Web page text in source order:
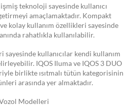
teknoloji sayesinde kullanıcı
amaçlamaktadır. Kompakt
kolay kullanım özellikleri sayesinde
rahatlıkla kullanılabilir.
sayesinde kullanıcılar kendi kullanım
IQOS Iluma ve IQOS 3 DUO
birlikte ısıtmalı tütün kategorisinin
arasında yer almaktadır.
Modelleri